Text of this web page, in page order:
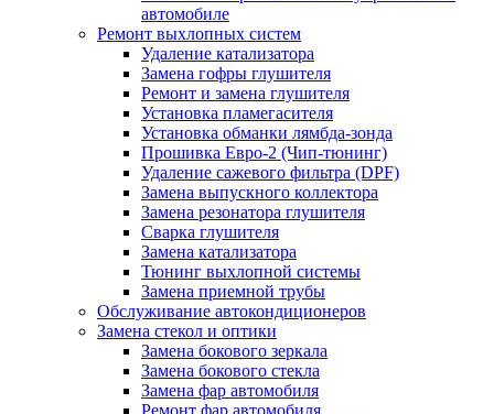
автомобиле
Ремонт выхлопных систем
Удаление катализатора
Замена гофры глушителя
Ремонт и замена глушителя
Установка пламегасителя
Установка обманки лямбда-зонда
Прошивка Евро-2 (Чип-тюнинг)
Удаление сажевого фильтра (DPF)
Замена выпускного коллектора
Замена резонатора глушителя
Сварка глушителя
Замена катализатора
Тюнинг выхлопной системы
Замена приемной трубы
Обслуживание автокондиционеров
Замена стекол и оптики
Замена бокового зеркала
Замена бокового стекла
Замена фар автомобиля
Ремонт фар автомобиля